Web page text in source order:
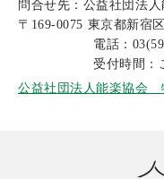
問合せ先：公益社団法
〒169-0075 東京都新宿
電話：
受付時間：
公益社団法人能楽協会